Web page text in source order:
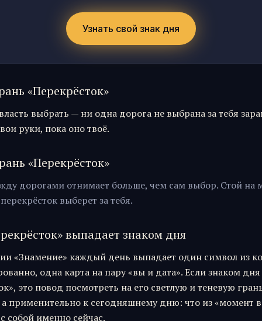
Узнать свой знак дня
«Перекрёсток»
выбрать — ни одна дорога не выбрана за тебя
руки, пока оно твоё.
«Перекрёсток»
дорогами отнимает больше, чем сам выбор. Стой на
выберет за тебя.
» выпадает знаком дня
«Знамение» каждый день выпадает один символ из
одна карта на пару «вы и дата». Если знаком дня
», это повод посмотреть на его светлую и теневую
а применительно к сегодняшнему дню: что из «момент
собой именно сейчас.